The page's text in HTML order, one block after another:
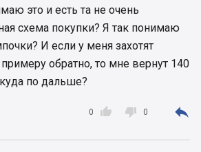
это и есть та не очень
схема покупки? Я так понимаю
И если у меня захотят
обратно, то мне вернут 140
по дальше?

0  0 